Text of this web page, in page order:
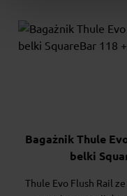
Bagażnik Thule
belki
Thule Evo Flush Rail